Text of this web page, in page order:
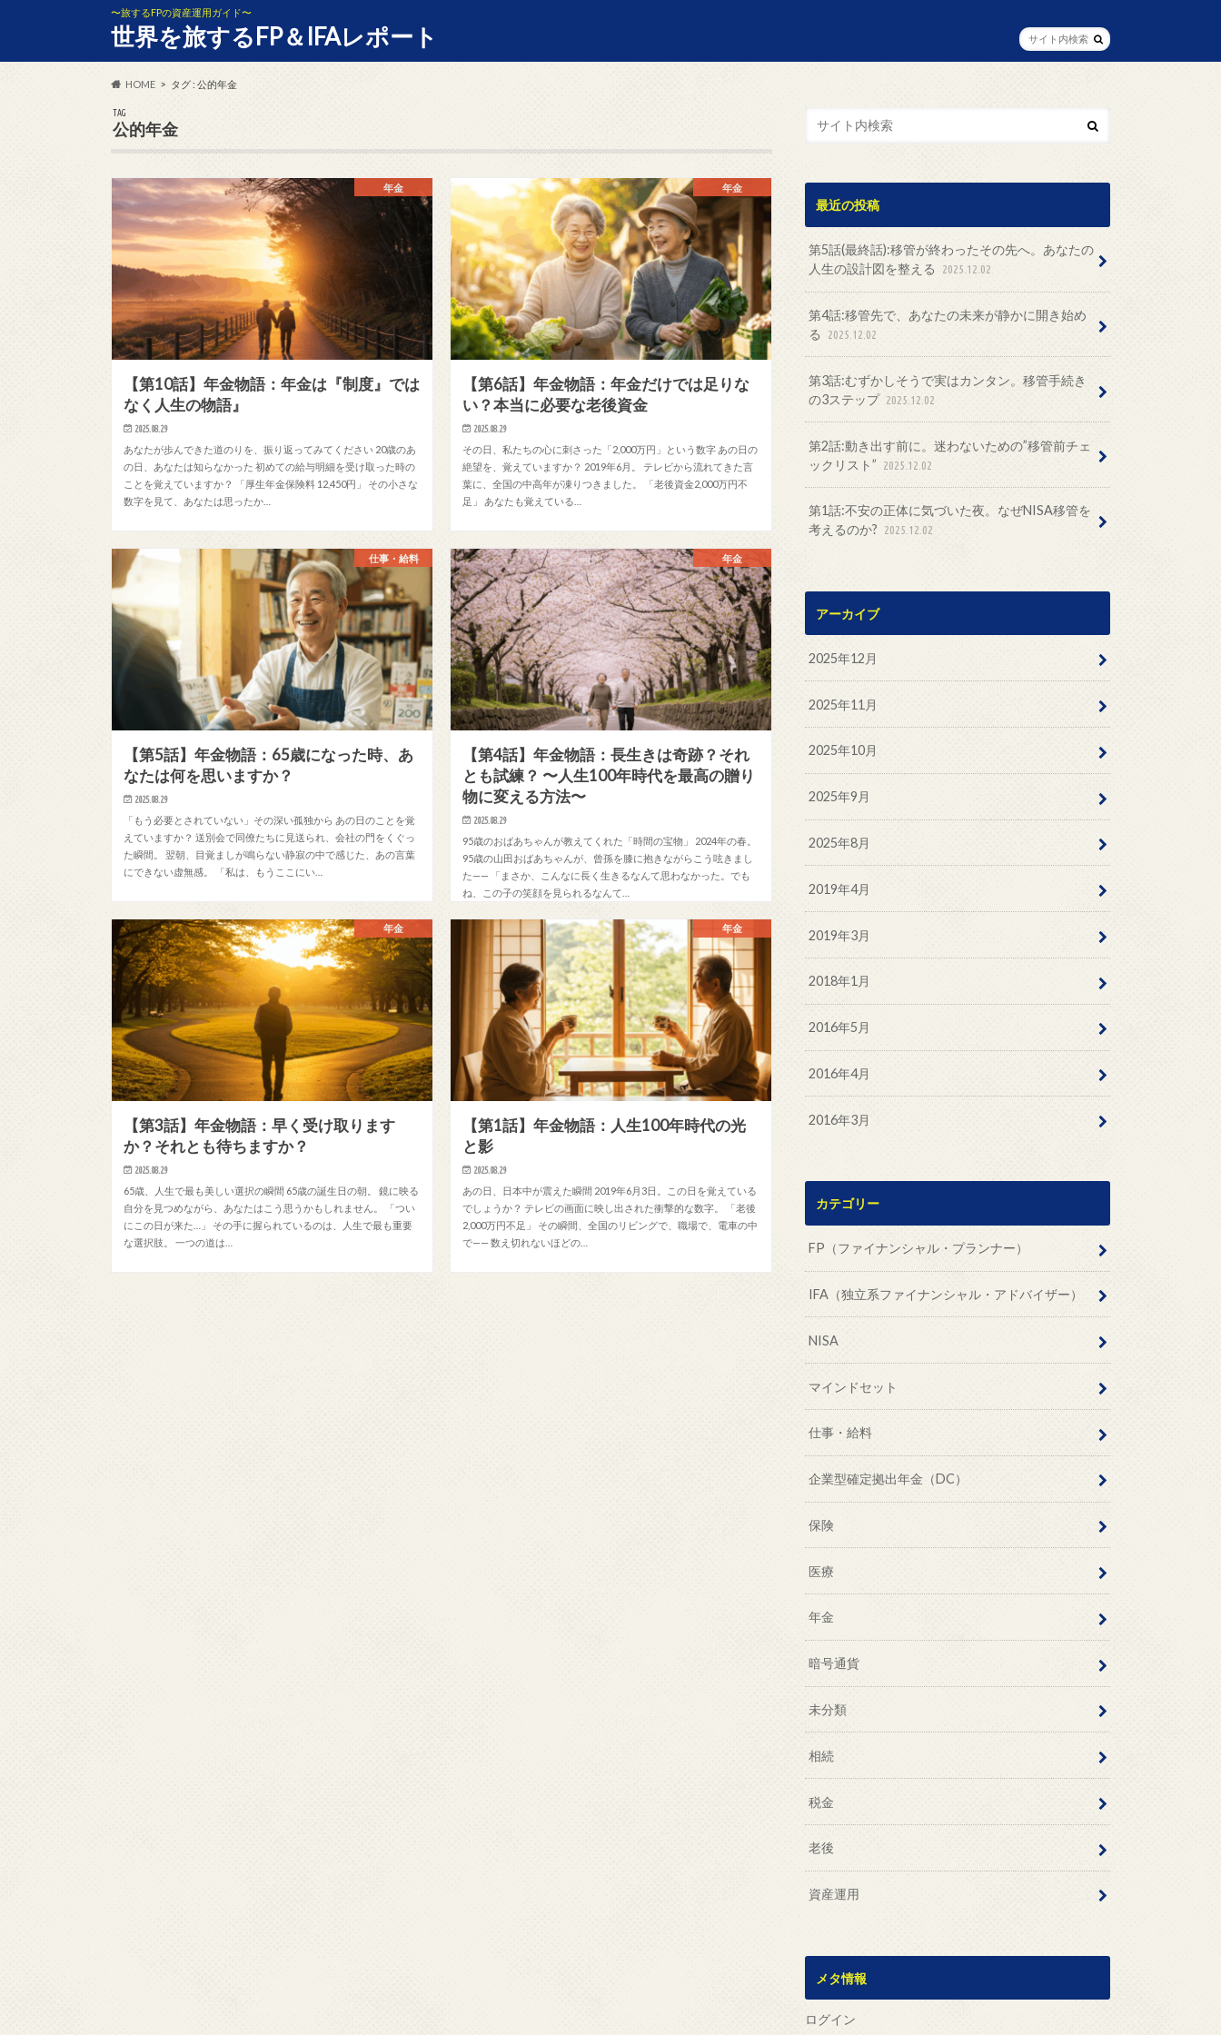
〜旅するFPの資産運用ガイド〜
世界を旅するFP＆IFAレポート
HOME タグ : 公的年金
TAG
公的年金
年金
【第10話】年金物語：年金は『制度』では
なく人生の物語』
2025.08.29
あなたが歩んできた道のりを、振り返ってみてください 20歳のあ
の日、あなたは知らなかった 初めての給与明細を受け取った時の
ことを覚えていますか？ 「厚生年金保険料 12,450円」 その小さな
数字を見て、あなたは思ったか…
年金
【第6話】年金物語：年金だけでは足りな
い？本当に必要な老後資金
2025.08.29
その日、私たちの心に刺さった「2,000万円」という数字 あの日の
絶望を、覚えていますか？ 2019年6月。 テレビから流れてきた言
葉に、全国の中高年が凍りつきました。 「老後資金2,000万円不
足」 あなたも覚えている…
仕事・給料
【第5話】年金物語：65歳になった時、あ
なたは何を思いますか？
2025.08.29
「もう必要とされていない」その深い孤独から あの日のことを覚
えていますか？ 送別会で同僚たちに見送られ、会社の門をくぐっ
た瞬間。 翌朝、目覚ましが鳴らない静寂の中で感じた、あの言葉
にできない虚無感。 「私は、もうここにい…
年金
【第4話】年金物語：長生きは奇跡？それ
とも試練？ 〜人生100年時代を最高の贈り
物に変える方法〜
2025.08.29
95歳のおばあちゃんが教えてくれた「時間の宝物」 2024年の春。
95歳の山田おばあちゃんが、曾孫を膝に抱きながらこう呟きまし
た—— 「まさか、こんなに長く生きるなんて思わなかった。でも
ね、この子の笑顔を見られるなんて…
年金
【第3話】年金物語：早く受け取ります
か？それとも待ちますか？
2025.08.29
65歳、人生で最も美しい選択の瞬間 65歳の誕生日の朝。 鏡に映る
自分を見つめながら、あなたはこう思うかもしれません。 「つい
にこの日が来た…」 その手に握られているのは、人生で最も重要
な選択肢。 一つの道は…
年金
【第1話】年金物語：人生100年時代の光
と影
2025.08.29
あの日、日本中が震えた瞬間 2019年6月3日。この日を覚えている
でしょうか？ テレビの画面に映し出された衝撃的な数字。 「老後
2,000万円不足」 その瞬間、全国のリビングで、職場で、電車の中
で—— 数え切れないほどの…
最近の投稿
第5話(最終話):移管が終わったその先へ。あなたの
人生の設計図を整える
2025.12.02
第4話:移管先で、あなたの未来が静かに開き始め
る
2025.12.02
第3話:むずかしそうで実はカンタン。移管手続き
の3ステップ 2025.12.02
第2話:動き出す前に。迷わないための”移管前チェ
ックリスト”
2025.12.02
第1話:不安の正体に気づいた夜。なぜNISA移管を
考えるのか?
2025.12.02
アーカイブ
2025年12月
2025年11月
2025年10月
2025年9月
2025年8月
2019年4月
2019年3月
2018年1月
2016年5月
2016年4月
2016年3月
カテゴリー
FP（ファイナンシャル・プランナー）
IFA（独立系ファイナンシャル・アドバイザー）
NISA
マインドセット
仕事・給料
企業型確定拠出年金（DC）
保険
医療
年金
暗号通貨
未分類
相続
税金
老後
資産運用
メタ情報
ログイン